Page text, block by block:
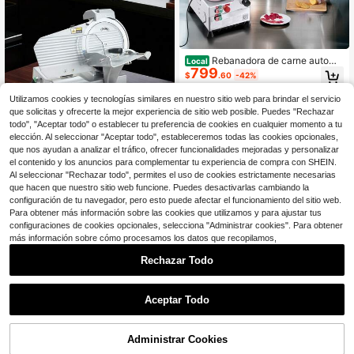
Rebanadora de carne comerc
ial, rebanadora eléctrica de delicate
ssen de 10 pulgadas, máquina reba
nadora de alimentos de 320W con
cuchilla de SUS420, ajuste de gros
or de 0-0,4 pulgadas, para carne c
ongelada, jamón, baguette, filete
$241.80 -42%
Free Shipping
Local Rebanadora de carne automá
tica, 500W, máquina rebanadora el
éctrica De Li con cuchilla afilada de
acero 75Cr1 de 10 pulgadas, grosor
ajustable de 0-0,67 pulgadas, reba
nado rápido a 633 RPM, para carne
congelada, queso y pan
$799.60 -42%
Envío Rápido Free Shipping
Local
eléctrica, cortadora de alimentos co
n protección de bloqueo para niños,
cuchilla extraíble de acero inoxidabl
e de 7.5'' y bandeja de alimentos, m
$67.71 -60%
1
Utilizamos cookies y tecnologías similares en nuestro sitio web para brindar el servicio
que solicitas y ofrecerte la mejor experiencia de sitio web posible. Puedes "Rechazar
todo", "Aceptar todo" o establecer tu preferencia de cookies en cualquier momento a tu
elección. Al seleccionar "Aceptar todo", estableceremos todas las cookies opcionales,
que nos ayudan a analizar el tráfico, ofrecer funcionalidades mejoradas y personalizar
el contenido y los anuncios para complementar tu experiencia de compra con SHEIN.
Al seleccionar "Rechazar todo", permites el uso de cookies estrictamente necesarias
que hacen que nuestro sitio web funcione. Puedes desactivarlas cambiando la
configuración de tu navegador, pero esto puede afectar el funcionamiento del sitio web.
Para obtener más información sobre las cookies que utilizamos y para ajustar tus
configuraciones de cookies opcionales, selecciona "Administrar cookies". Para obtener
más información sobre cómo procesamos los datos que recopilamos,
Rechazar Todo
Aceptar Todo
Administrar Cookies